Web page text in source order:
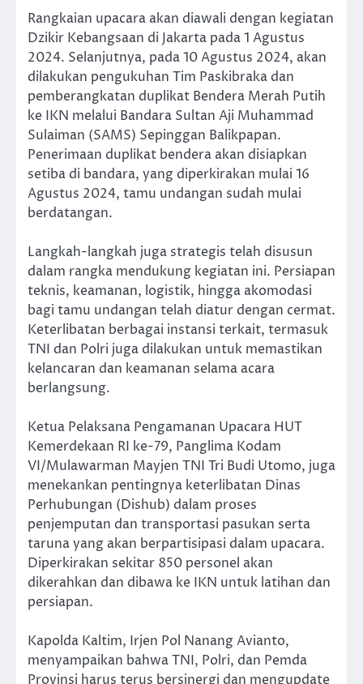
Rangkaian upacara akan diawali dengan kegiatan
Dzikir Kebangsaan di Jakarta pada 1 Agustus
2024. Selanjutnya, pada 10 Agustus 2024, akan
dilakukan pengukuhan Tim Paskibraka dan
pemberangkatan duplikat Bendera Merah Putih
ke IKN melalui Bandara Sultan Aji Muhammad
Sulaiman (SAMS) Sepinggan Balikpapan.
Penerimaan duplikat bendera akan disiapkan
setiba di bandara, yang diperkirakan mulai 16
Agustus 2024, tamu undangan sudah mulai
berdatangan.
Langkah-langkah juga strategis telah disusun
dalam rangka mendukung kegiatan ini. Persiapan
teknis, keamanan, logistik, hingga akomodasi
bagi tamu undangan telah diatur dengan cermat.
Keterlibatan berbagai instansi terkait, termasuk
TNI dan Polri juga dilakukan untuk memastikan
kelancaran dan keamanan selama acara
berlangsung.
Ketua Pelaksana Pengamanan Upacara HUT
Kemerdekaan RI ke-79, Panglima Kodam
VI/Mulawarman Mayjen TNI Tri Budi Utomo, juga
menekankan pentingnya keterlibatan Dinas
Perhubungan (Dishub) dalam proses
penjemputan dan transportasi pasukan serta
taruna yang akan berpartisipasi dalam upacara.
Diperkirakan sekitar 850 personel akan
dikerahkan dan dibawa ke IKN untuk latihan dan
persiapan.
Kapolda Kaltim, Irjen Pol Nanang Avianto,
menyampaikan bahwa TNI, Polri, dan Pemda
Provinsi harus terus bersinergi dan mengupdate